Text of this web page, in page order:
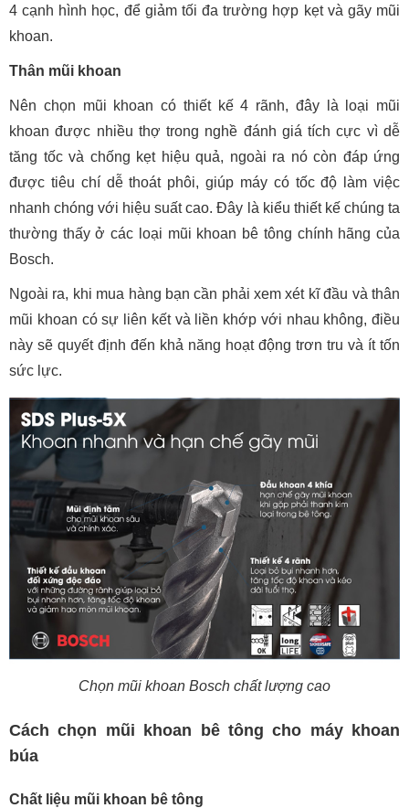
4 cạnh hình học, để giảm tối đa trường hợp kẹt và gãy mũi
khoan.
Thân mũi khoan
Nên chọn mũi khoan có thiết kế 4 rãnh, đây là loại mũi
khoan được nhiều thợ trong nghề đánh giá tích cực vì dễ
tăng tốc và chống kẹt hiệu quả, ngoài ra nó còn đáp ứng
được tiêu chí dễ thoát phôi, giúp máy có tốc độ làm việc
nhanh chóng với hiệu suất cao. Đây là kiểu thiết kế chúng ta
thường thấy ở các loại mũi khoan bê tông chính hãng của
Bosch.
Ngoài ra, khi mua hàng bạn cần phải xem xét kĩ đầu và thân
mũi khoan có sự liên kết và liền khớp với nhau không, điều
này sẽ quyết định đến khả năng hoạt động trơn tru và ít tốn
sức lực.
Chọn mũi khoan Bosch chất lượng cao
Cách chọn mũi khoan bê tông cho máy khoan
búa
Chất liệu mũi khoan bê tông